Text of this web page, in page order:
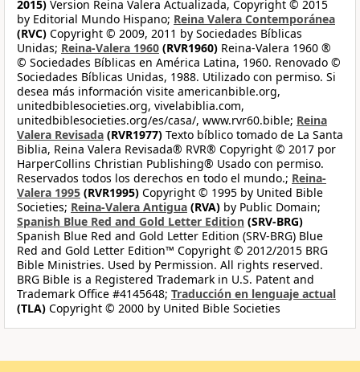
2015) Version Reina Valera Actualizada, Copyright © 2015
by Editorial Mundo Hispano; Reina Valera Contemporánea
(RVC) Copyright © 2009, 2011 by Sociedades Bíblicas
Unidas; Reina-Valera 1960 (RVR1960) Reina-Valera 1960 ®
© Sociedades Bíblicas en América Latina, 1960. Renovado ©
Sociedades Bíblicas Unidas, 1988. Utilizado con permiso. Si
desea más información visite americanbible.org,
unitedbiblesocieties.org, vivelabiblia.com,
unitedbiblesocieties.org/es/casa/, www.rvr60.bible; Reina
Valera Revisada (RVR1977) Texto bíblico tomado de La Santa
Biblia, Reina Valera Revisada® RVR® Copyright © 2017 por
HarperCollins Christian Publishing® Usado con permiso.
Reservados todos los derechos en todo el mundo.; Reina-
Valera 1995 (RVR1995) Copyright © 1995 by United Bible
Societies; Reina-Valera Antigua (RVA) by Public Domain;
Spanish Blue Red and Gold Letter Edition (SRV-BRG)
Spanish Blue Red and Gold Letter Edition (SRV-BRG) Blue
Red and Gold Letter Edition™ Copyright © 2012/2015 BRG
Bible Ministries. Used by Permission. All rights reserved.
BRG Bible is a Registered Trademark in U.S. Patent and
Trademark Office #4145648; Traducción en lenguaje actual
(TLA) Copyright © 2000 by United Bible Societies